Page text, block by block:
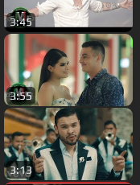
3:45
3:55
3:13